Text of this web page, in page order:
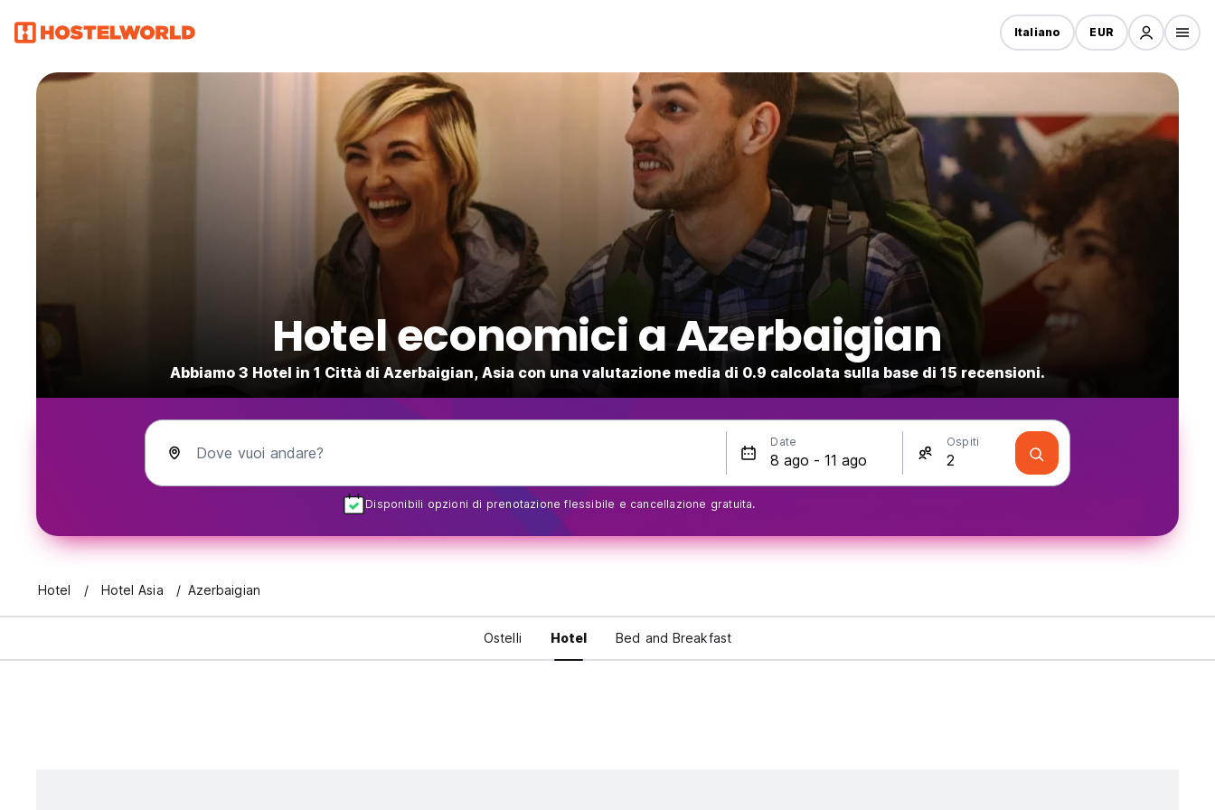
Italiano EUR
Hotel economici a Azerbaigian
Abbiamo 3 Hotel in 1 Città di Azerbaigian, Asia con una valutazione media di 0.9 calcolata sulla base di 15 recensioni.
Dove vuoi andare?
Date Ospiti
Disponibili opzioni di prenotazione flessibile e cancellazione gratuita.
Hotel Hotel Asia Azerbaigian
Ostelli Hotel Bed and Breakfast